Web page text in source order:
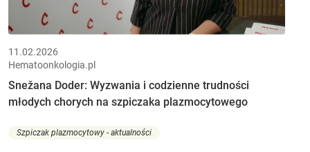
11.02.2026
Hematoonkologia.pl
Snežana Doder: Wyzwania i codzienne trudności
młodych chorych na szpiczaka plazmocytowego
Szpiczak plazmocytowy - aktualności